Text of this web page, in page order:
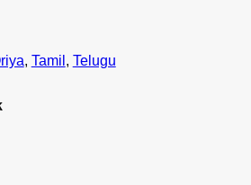
, Tamil , Telugu